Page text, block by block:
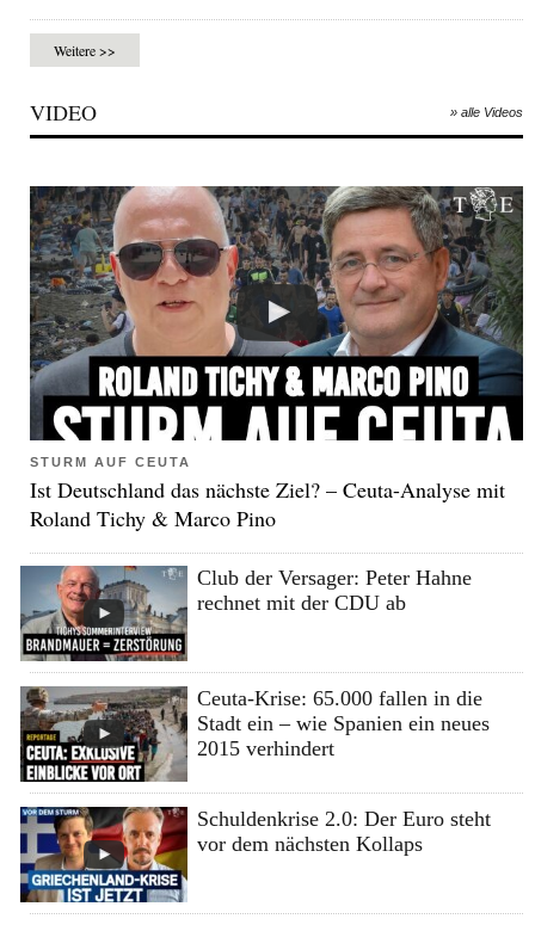
Weitere >>
VIDEO » alle Videos
STURM AUF CEUTA
Ist Deutschland das nächste Ziel? – Ceuta-Analyse mit
Roland Tichy & Marco Pino
Club der Versager: Peter Hahne
rechnet mit der CDU ab
Ceuta-Krise: 65.000 fallen in die
Stadt ein – wie Spanien ein neues
2015 verhindert
Schuldenkrise 2.0: Der Euro steht
vor dem nächsten Kollaps